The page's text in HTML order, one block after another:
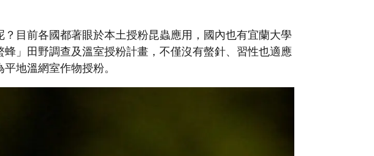
目前各國都著眼於本土授粉昆蟲應用，國內也有宜蘭大學
」田野調查及溫室授粉計畫，不僅沒有螫針、習性也適應
地溫網室作物授粉。